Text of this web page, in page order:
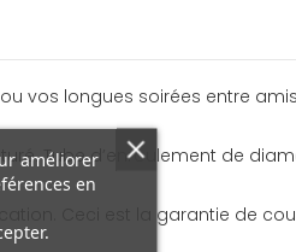
vos longues soirées entre
Tube d’enroulement de
Ceci est la garantie de
améliorer
en